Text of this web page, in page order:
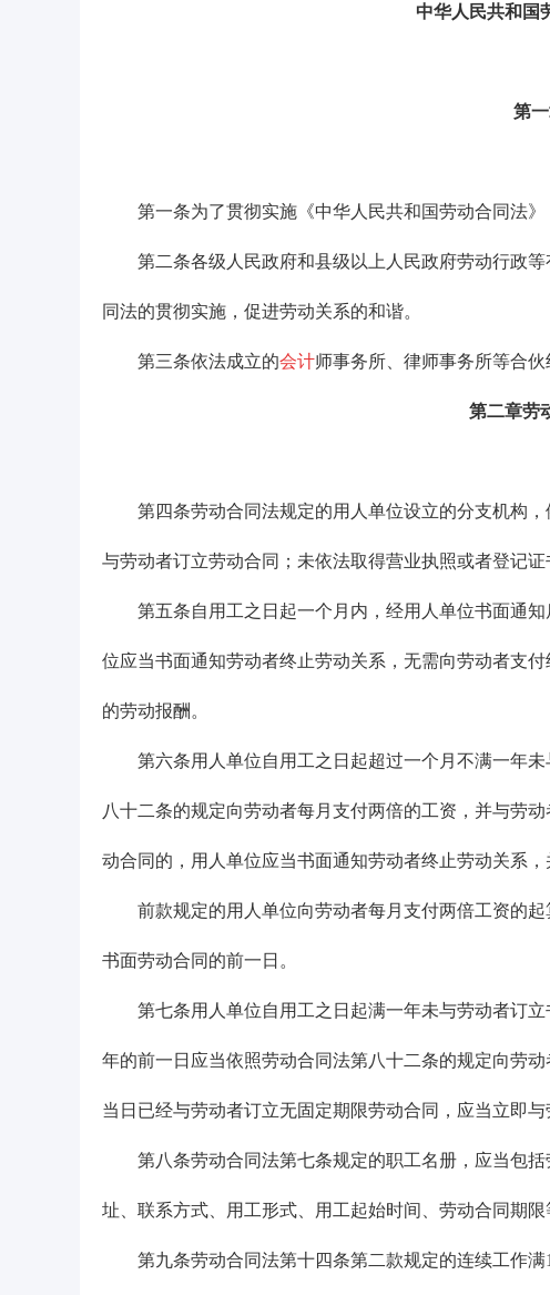
中华人民共和国
第一
第一条为了贯彻实施《中华人民共和国劳动合同法》
第二条各级人民政府和县级以上人民政府劳动行政等
同法的贯彻实施，促进劳动关系的和谐。
第三条依法成立的会计师事务所、律师事务所等合
第二章劳
第四条劳动合同法规定的用人单位设立的分支机构，
与劳动者订立劳动合同；未依法取得营业执照或者登记
第五条自用工之日起一个月内，经用人单位书面通知
位应当书面通知劳动者终止劳动关系，无需向劳动者支
的劳动报酬。
第六条用人单位自用工之日起超过一个月不满一年未
八十二条的规定向劳动者每月支付两倍的工资，并与劳
动合同的，用人单位应当书面通知劳动者终止劳动关系
前款规定的用人单位向劳动者每月支付两倍工资的起
书面劳动合同的前一日。
第七条用人单位自用工之日起满一年未与劳动者订立
年的前一日应当依照劳动合同法第八十二条的规定向劳
当日已经与劳动者订立无固定期限劳动合同，应当立即与
第八条劳动合同法第七条规定的职工名册，应当包括
址、联系方式、用工形式、用工起始时间、劳动合同期限
第九条劳动合同法第十四条第二款规定的连续工作满